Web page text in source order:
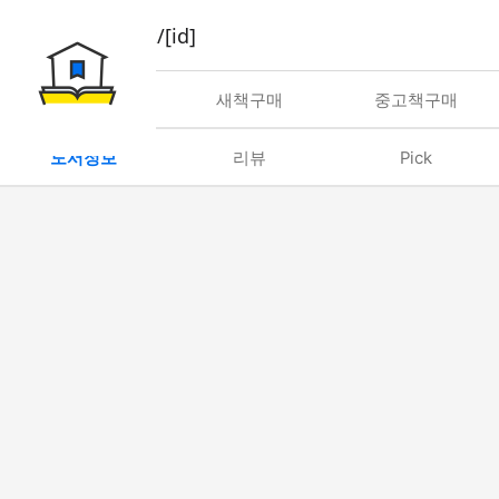
book/rent/[id]
대여 새책구매 중고책구매
도서정보 리뷰 Pick